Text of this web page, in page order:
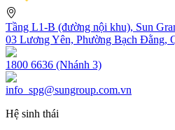
Tầng L1-B (đường nội khu), Sun
03 Lương Yên, Phường Bạch Đằng,
1800 6636 (Nhánh 3)
info_spg@sungroup.com.vn
Hệ sinh thái